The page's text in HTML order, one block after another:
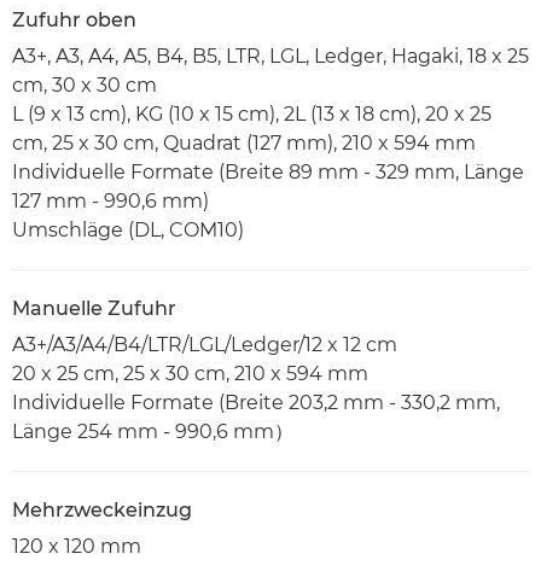
Zufuhr oben
A3+, A3, A4, A5, B4, B5, LTR, LGL, Ledger, Hagaki, 18 x 25
cm, 30 x 30 cm
L (9 x 13 cm), KG (10 x 15 cm), 2L (13 x 18 cm), 20 x 25
cm, 25 x 30 cm, Quadrat (127 mm), 210 x 594 mm
Individuelle Formate (Breite 89 mm - 329 mm, Länge
127 mm - 990,6 mm)
Umschläge (DL, COM10)
Manuelle Zufuhr
A3+/A3/A4/B4/LTR/LGL/Ledger/12 x 12 cm
20 x 25 cm, 25 x 30 cm, 210 x 594 mm
Individuelle Formate (Breite 203,2 mm - 330,2 mm,
Länge 254 mm - 990,6 mm）
Mehrzweckeinzug
120 x 120 mm